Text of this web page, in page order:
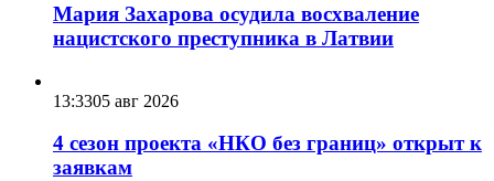
Мария Захарова осудила восхваление
нацистского преступника в Латвии
13:3305 авг 2026
4 сезон проекта «НКО без границ» открыт к
заявкам